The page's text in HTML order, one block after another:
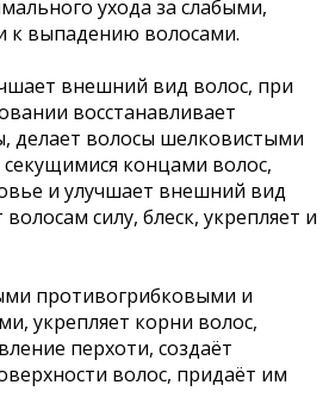
ухода за слабыми,
к выпадению волосами.
внешний вид волос, при
восстанавливает
делает волосы шелковистыми
секущимися концами волос,
и улучшает внешний вид
силу, блеск, укрепляет и
противогрибковыми и
укрепляет корни волос,
перхоти, создаёт
волос, придаёт им